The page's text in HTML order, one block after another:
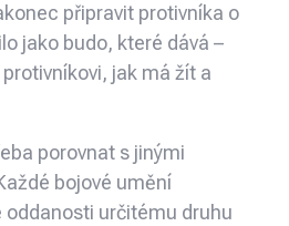
připravit protivníka o
jako budo, které dává –
jak má žít a
porovnat s jinými
bojové umění
oddanosti určitému druhu